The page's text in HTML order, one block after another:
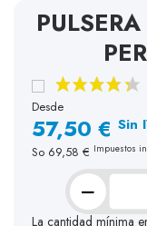
Desde
57,50 € Sin
So 69,58 € Impuestos
−
La cantidad mínima